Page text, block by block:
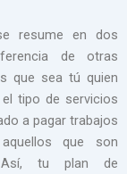
resume en dos
de otras
que sea tú quien
tipo de servicios
a pagar trabajos
que son
Así, tu plan de